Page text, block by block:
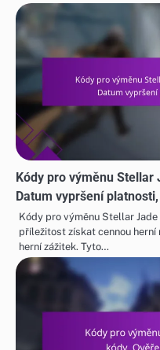
Kódy pro výměnu
Datum vypršení
Kódy pro výměnu Stellar
příležitost získat cennou herní
herní zážitek. Tyto…